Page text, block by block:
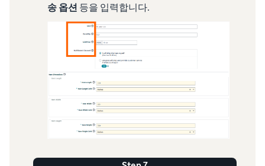
송 옵션 등을 입력합니다.